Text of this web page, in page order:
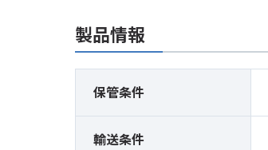
製品情報
保管条件
輸送条件